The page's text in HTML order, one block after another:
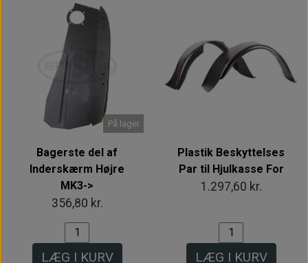
På lager
Bagerste del af
Inderskærm Højre
MK3->
356,80 kr.
LÆG I KURV
Plastik Beskyttelses
Par til Hjulkasse For
1.297,60 kr.
LÆG I KURV